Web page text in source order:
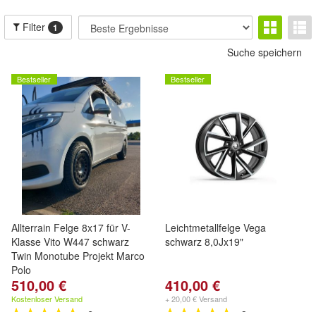
Filter 1
Suche speichern
Bestseller
Allterrain Felge 8x17 für V-
Klasse Vito W447 schwarz
Twin Monotube Projekt Marco
Polo
510,00 €
Kostenloser Versand
Bestseller
Leichtmetallfelge Vega
schwarz 8,0Jx19"
410,00 €
+ 20,00 € Versand